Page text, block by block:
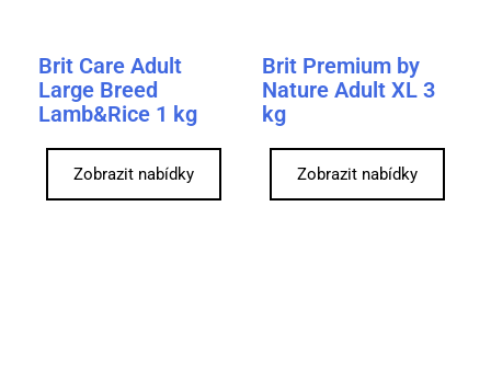
Brit Care Adult
Large Breed
Lamb&Rice 1 kg
Zobrazit nabídky
Brit Premium by
Nature Adult XL 3
kg
Zobrazit nabídky